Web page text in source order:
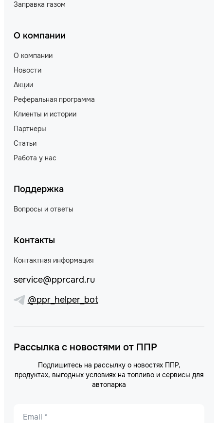
Заправка газом
О компании
О компании
Новости
Акции
Реферальная программа
Клиенты и истории
Партнеры
Статьи
Работа у нас
Поддержка
Вопросы и ответы
Контакты
Контактная информация
service@pprcard.ru
@ppr_helper_bot
Рассылка с новостями от ППР
Подпишитесь на рассылку о новостях ППР,
продуктах, выгодных условиях на топливо и сервисы для
автопарка
Email *